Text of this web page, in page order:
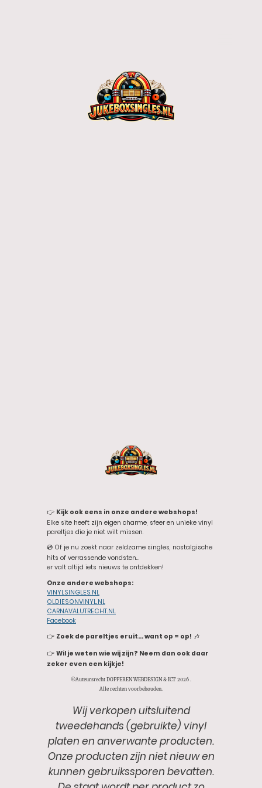
👉 Kijk ook eens in onze andere webshops!
Elke site heeft zijn eigen charme, sfeer en unieke vinyl
pareltjes die je niet wilt missen.
💿 Of je nu zoekt naar zeldzame singles, nostalgische
hits of verrassende vondsten…
er valt altijd iets nieuws te ontdekken!
Onze andere webshops:
VINYLSINGLES.NL
OLDIESONVINYL.NL
CARNAVALUTRECHT.NL
Facebook
👉 Zoek de pareltjes eruit… want op = op! 🎶
👉 Wil je weten wie wij zijn? Neem dan ook daar
zeker even een kijkje!
©Auteursrecht DOPPEREN WEBDESIGN & ICT 2026 .
Alle rechten voorbehouden.
Wij verkopen uitsluitend
tweedehands (gebruikte) vinyl
platen en anverwante producten.
Onze producten zijn niet nieuw en
kunnen gebruikssporen bevatten.